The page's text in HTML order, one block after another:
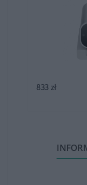
833 zł